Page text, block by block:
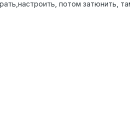
потом затюнить,